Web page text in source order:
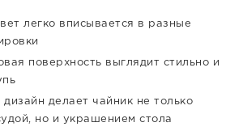
легко вписывается в разные
поверхность выглядит стильно и
делает чайник не только
но и украшением стола